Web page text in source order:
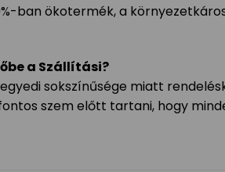
ban ökotermék, a
a Szállítási?
sokszínűsége miatt
szem előtt tartani, hogy